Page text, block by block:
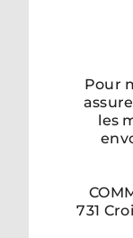
Pour
les
731